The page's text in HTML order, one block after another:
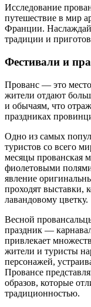
Исследование
путешествие в мир
Франции.
традиции и
Фестивали и
Прованс — это
жители отдают
и обычаям, что
праздниках
Одно из самых
туристов со всего
месяцы прованская
фиолетовыми
явление
проходят выставки,
лавандовому цветку.
Весной
праздник —
привлекает
жители и туристы
персонажей,
Провансе
образов, которые
традиционностью.